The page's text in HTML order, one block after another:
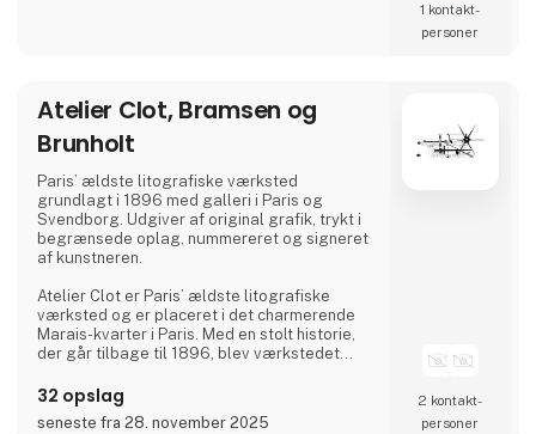
1 kontakt­
personer
Atelier Clot, Bramsen og
Brunholt
Paris’ ældste litografiske værksted
grundlagt i 1896 med galleri i Paris og
Svendborg. Udgiver af original grafik, trykt i
begrænsede oplag, nummereret og signeret
af kunstneren.
Atelier Clot er Paris’ ældste litografiske
værksted og er placeret i det charmerende
Marais-kvarter i Paris. Med en stolt historie,
der går tilbage til 1896, blev værkstedet
hovedstadens mest talentfulde litografer på
det tidspunkt.
32 opslag
seneste fra 28. november 2025
2 kontakt­
personer